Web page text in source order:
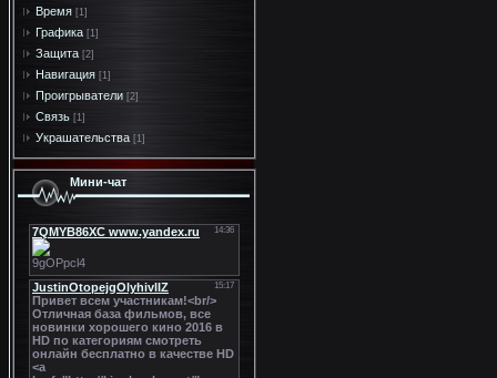
Время [1]
Графика [1]
Защита [2]
Навигация [1]
Проигрыватели [2]
Связь [1]
Украшательства [1]
Мини-чат